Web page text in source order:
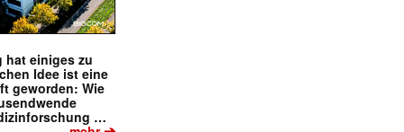
hat einiges zu
Idee ist eine
geworden: Wie
…